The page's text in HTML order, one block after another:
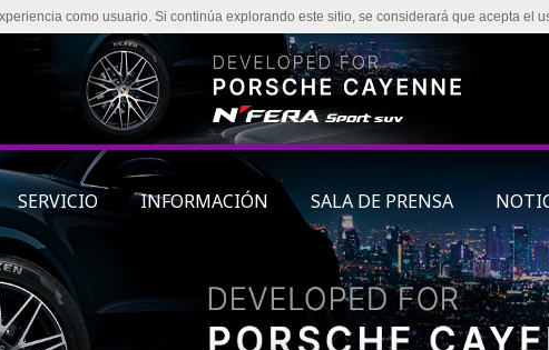
como usuario. Si continúa explorando este sitio, se considerará que acepta el
SERVICIO INFORMACIÓN SALA DE PRENSA